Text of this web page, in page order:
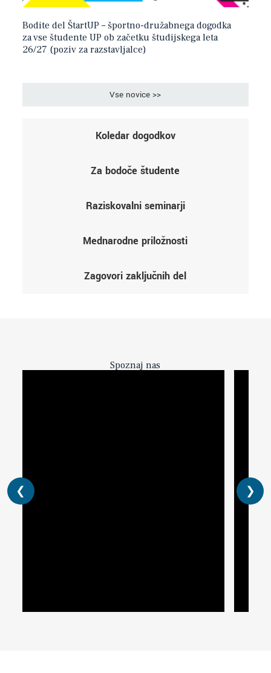
Bodite del ŠtartUP – športno-družabnega dogodka
za vse študente UP ob začetku študijskega leta
26/27 (poziv za razstavljalce)
Vse novice >>
Koledar dogodkov
Za bodoče študente
Raziskovalni seminarji
Mednarodne priložnosti
Zagovori zaključnih del
Spoznaj nas
❮ ❯